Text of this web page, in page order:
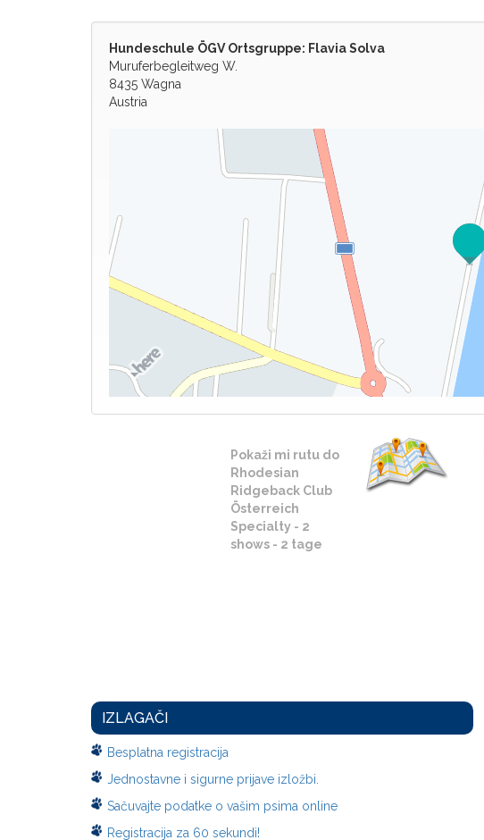
Hundeschule ÖGV Ortsgruppe: Flavia Solva
Muruferbegleitweg W.
8435 Wagna
Austria
Pokaži mi rutu do
Rhodesian
Ridgeback Club
Österreich
Specialty - 2
shows - 2 tage
IZLAGAČI
Besplatna registracija
Jednostavne i sigurne prijave izložbi.
Sačuvajte podatke o vašim psima online
Registracija za 60 sekundi!